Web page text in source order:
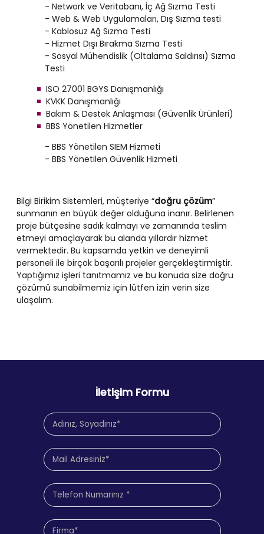
- Network ve Veritabanı, İç Ağ Sızma Testi
- Web & Web Uygulamaları, Dış Sızma testi
- Kablosuz Ağ Sızma Testi
- Hizmet Dışı Bırakma Sızma Testi
- Sosyal Mühendislik (Oltalama Saldırısı) Sızma
Testi
ISO 27001 BGYS Danışmanlığı
KVKK Danışmanlığı
Bakım & Destek Anlaşması (Güvenlik Ürünleri)
BBS Yönetilen Hizmetler
- BBS Yönetilen SIEM Hizmeti
- BBS Yönetilen Güvenlik Hizmeti
Bilgi Birikim Sistemleri, müşteriye “doğru çözüm”
sunmanın en büyük değer olduğuna inanır. Belirlenen
proje bütçesine sadık kalmayı ve zamanında teslim
etmeyi amaçlayarak bu alanda yıllardır hizmet
vermektedir. Bu kapsamda yetkin ve deneyimli
personeli ile birçok başarılı projeler gerçekleştirmiştir.
Yaptığımız işleri tanıtmamız ve bu konuda size doğru
çözümü sunabilmemiz için lütfen izin verin size
ulaşalım.
İletişim Formu